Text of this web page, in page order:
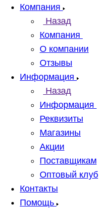
Компания
Назад
Компания
О компании
Отзывы
Информация
Назад
Информация
Реквизиты
Магазины
Акции
Поставщикам
Оптовый клуб
Контакты
Помощь